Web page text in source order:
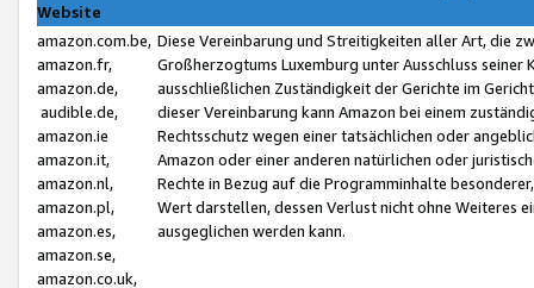
Website
amazon.com.be,
amazon.fr,
amazon.de,
audible.de,
amazon.ie
amazon.it,
amazon.nl,
amazon.pl,
amazon.es,
amazon.se,
amazon.co.uk,
Diese Vereinbarung und Streitigkeiten aller Art, die
Großherzogtums Luxemburg unter Ausschluss
ausschließlichen Zuständigkeit der Gerichte im
dieser Vereinbarung kann Amazon bei einem
Rechtsschutz wegen einer tatsächlichen oder
Amazon oder einer anderen natürlichen oder
Rechte in Bezug auf die Programminhalte
Wert darstellen, dessen Verlust nicht ohne Weiteres
ausgeglichen werden kann.